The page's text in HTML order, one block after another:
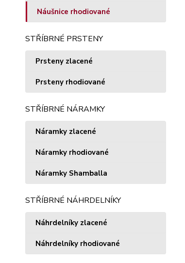
Náušnice rhodiované
STŘÍBRNÉ PRSTENY
Prsteny zlacené
Prsteny rhodiované
STŘÍBRNÉ NÁRAMKY
Náramky zlacené
Náramky rhodiované
Náramky Shamballa
STŘÍBRNÉ NÁHRDELNÍKY
Náhrdelníky zlacené
Náhrdelníky rhodiované